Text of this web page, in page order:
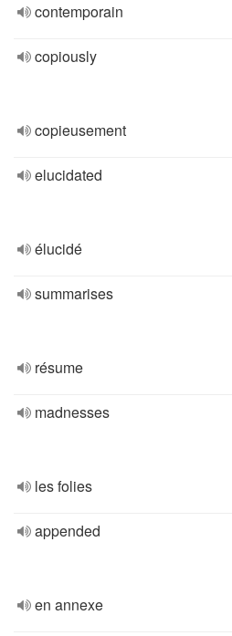
contemporain
copiously
copieusement
elucidated
élucidé
summarises
résume
madnesses
les folies
appended
en annexe